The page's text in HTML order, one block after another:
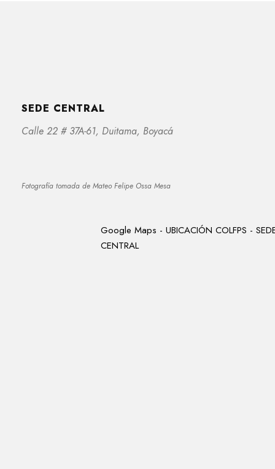
SEDE CENTRAL
Calle 22 # 37A-61, Duitama, Boyacá
Fotografía tomada de Mateo Felipe Ossa Mesa
Google Maps -UBICACIÓN COLFPS -
CENTRAL